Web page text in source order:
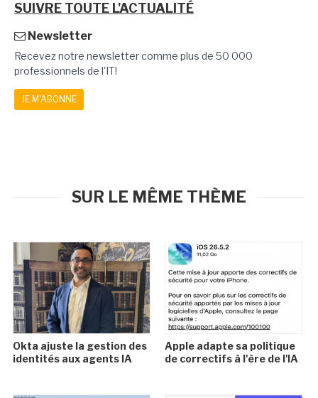
SUIVRE TOUTE L'ACTUALITÉ
Newsletter
Recevez notre newsletter comme plus de 50 000
professionnels de l'IT!
JE M'ABONNE
SUR LE MÊME THÈME
Okta ajuste la gestion des
identités aux agents IA
Apple adapte sa politique
de correctifs à l'ère de l'IA